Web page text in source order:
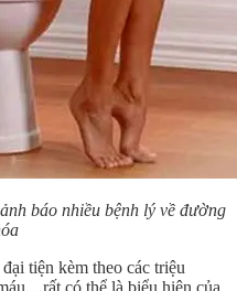
báo nhiều bệnh lý về đường
tiện kèm theo các triệu
có thể là biểu hiện của